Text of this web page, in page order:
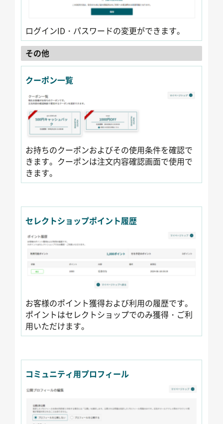
ログインID・パスワードの変更ができます。
その他
クーポン一覧
お持ちのクーポンおよびその使用条件を確認で
きます。クーポンは注文内容確認画面で使用で
きます。
セレクトショップポイント履歴
お客様のポイント獲得および利用の履歴です。
ポイントはセレクトショップでのみ獲得・ご利
用いただけます。
コミュニティ用プロフィール